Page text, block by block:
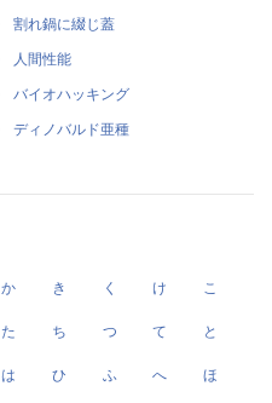
割れ鍋に綴じ蓋
人間性能
バイオハッキング
ディノバルド亜種
か き く け こ
た ち つ て と
は ひ ふ へ ほ